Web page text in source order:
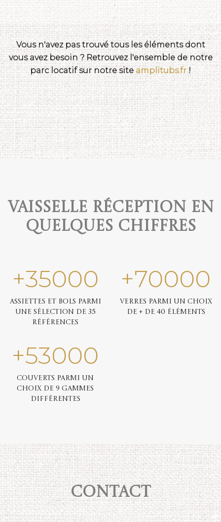
Vous n'avez pas trouvé tous les éléments dont
vous avez besoin ? Retrouvez l'ensemble de notre
parc locatif sur notre site amplitubs.fr !
Vaisselle réception en
quelques chiffres
+35000
Assiettes et bols parmi
une sélection de 35
références
+70000
Verres parmi un choix
de + de 40 éléments
+53000
Couverts parmi un
choix de 9 gammes
différentes
Contact